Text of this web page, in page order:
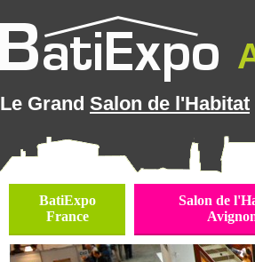
Le Grand Salon de l'Habitat
BatiExpo
France
Salon de